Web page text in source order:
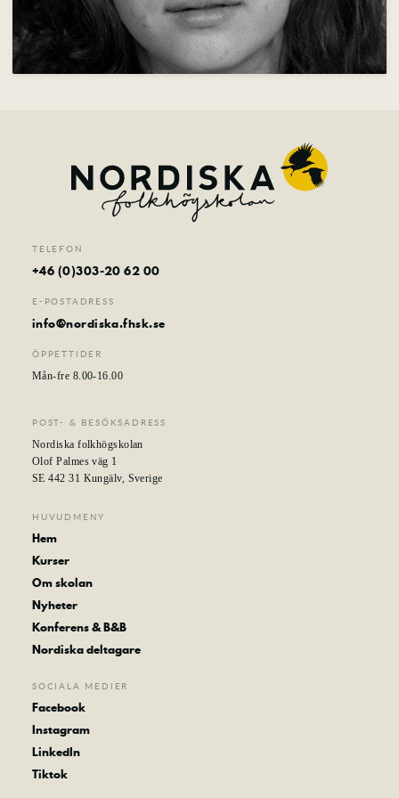
Nyheter
Konferens & B&B
Nordiska deltagare
TELEFON
+46 (0)303-20 62 00
E-POSTADRESS
info@nordiska.fhsk.se
ÖPPETTIDER
Mån-fre 8.00-16.00
POST- & BESÖKSADRESS
Nordiska folkhögskolan
Olof Palmes väg 1
SE 442 31 Kungälv, Sverige
HUVUDMENY
Hem
Kurser
Om skolan
Nyheter
Konferens & B&B
Nordiska deltagare
SOCIALA MEDIER
Facebook
Instagram
LinkedIn
Tiktok